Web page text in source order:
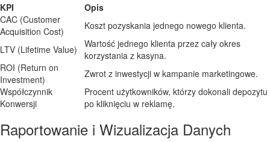
KPI
Opis
CAC (Customer
Acquisition Cost)
Koszt pozyskania jednego nowego klienta.
LTV (Lifetime Value)
Wartość jednego klienta przez cały okres
korzystania z kasyna.
ROI (Return on
Investment)
Zwrot z inwestycji w kampanie marketingowe.
Współczynnik
Konwersji
Procent użytkowników, którzy dokonali depozytu
po kliknięciu w reklamę.
Raportowanie i Wizualizacja Danych